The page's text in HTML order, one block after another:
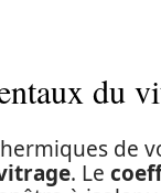
du
de
. Le